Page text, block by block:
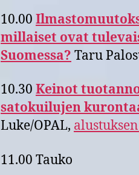
10.00
millaiset ovat
Suomessa? Taru
10.30 Keinot
satokuilujen
Luke/OPAL,
11.00 Tauko